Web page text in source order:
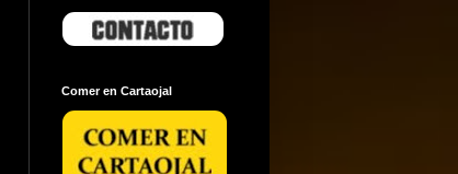
Comer en Cartaojal